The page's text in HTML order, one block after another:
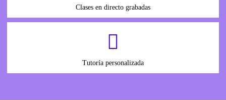
Clases en directo grabadas
Tutoría personalizada